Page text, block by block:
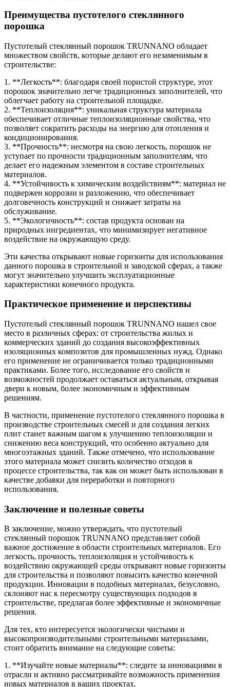
Преимущества пустотелого стеклянного
порошка
Пустотелый стеклянный порошок TRUNNANO обладает
множеством свойств, которые делают его незаменимым в
строительстве:
1. **Легкость**: благодаря своей пористой структуре, этот
порошок значительно легче традиционных заполнителей, что
облегчает работу на строительной площадке.
2. **Теплоизоляция**: уникальная структура материала
обеспечивает отличные теплоизоляционные свойства, что
позволяет сократить расходы на энергию для отопления и
кондиционирования.
3. **Прочность**: несмотря на свою легкость, порошок не
уступает по прочности традиционным заполнителям, что
делает его надежным элементом в составе строительных
материалов.
4. **Устойчивость к химическим воздействиям**: материал не
подвержен коррозии и разложению, что обеспечивает
долговечность конструкций и снижает затраты на
обслуживание.
5. **Экологичность**: состав продукта основан на
природных ингредиентах, что минимизирует негативное
воздействие на окружающую среду.
Эти качества открывают новые горизонты для использования
данного порошка в строительной и заводской сферах, а также
могут значительно улучшить эксплуатационные
характеристики конечного продукта.
Практическое применение и перспективы
Пустотелый стеклянный порошок TRUNNANO нашел свое
место в различных сферах: от строительства жилых и
коммерческих зданий до создания высокоэффективных
изоляционных композитов для промышленных нужд. Однако
его применение не ограничивается только традиционными
практиками. Более того, исследование его свойств и
возможностей продолжает оставаться актуальным, открывая
двери к новым, более экономичным и эффективным
решениям.
В частности, применение пустотелого стеклянного порошка в
производстве строительных смесей и для создания легких
плит станет важным шагом к улучшению теплоизоляции и
снижению веса конструкций, что особенно актуально для
многоэтажных зданий. Также отмечено, что использование
этого материала может снизить количество отходов в
процессе строительства, так как он может быть использован в
качестве добавки для переработки и повторного
использования.
Заключение и полезные советы
В заключение, можно утверждать, что пустотелый
стеклянный порошок TRUNNANO представляет собой
важное достижение в области строительных материалов. Его
легкость, прочность, теплоизоляция и устойчивость к
воздействию окружающей среды открывают новые горизонты
для строительства и позволяют повысить качество конечной
продукции. Инновации в подобных материалах, безусловно,
склоняют нас к пересмотру существующих подходов в
строительстве, предлагая более эффективные и экономичные
решения.
Для тех, кто интересуется экологически чистыми и
высокопроизводительными строительными материалами,
стоит обратить внимание на следующие советы:
1. **Изучайте новые материалы**: следите за инновациями в
отрасли и активно рассматривайте возможность применения
новых материалов в ваших проектах.